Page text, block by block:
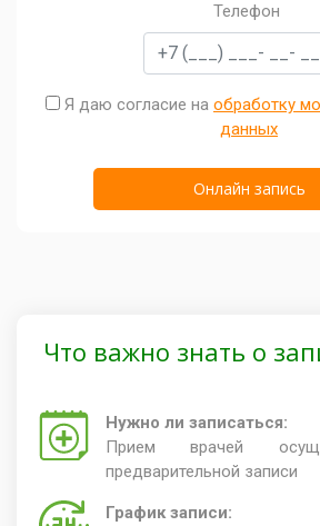
Телефон
Я даю согласие на обработку
данных
Что важно знать о
Нужно ли записаться:
Прием врачей
предварительной записи
График записи: